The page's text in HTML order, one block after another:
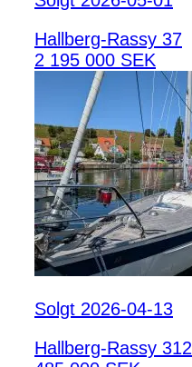
Hallberg-Rassy 37
2 195 000 SEK
Solgt 2026-04-13
Hallberg-Rassy 312